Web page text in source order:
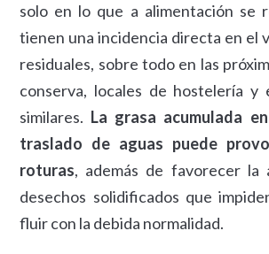
solo en lo que a alimentación se
tienen una incidencia directa en el
residuales, sobre todo en las
conserva, locales de hostelería y
similares. La grasa acumulada
traslado de aguas puede
roturas, además de favorecer la
desechos solidificados que
fluir con la debida normalidad.